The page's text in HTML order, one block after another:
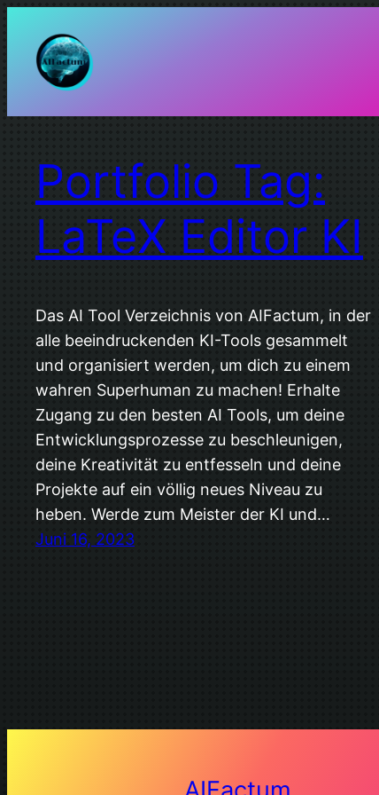
Inhalt
springen
Portfolio Tag:
LaTeX Editor KI
Das AI Tool Verzeichnis von AIFactum, in der
alle beeindruckenden KI-Tools gesammelt
und organisiert werden, um dich zu einem
wahren Superhuman zu machen! Erhalte
Zugang zu den besten AI Tools, um deine
Entwicklungsprozesse zu beschleunigen,
deine Kreativität zu entfesseln und deine
Projekte auf ein völlig neues Niveau zu
heben. Werde zum Meister der KI und…
Juni 16, 2023